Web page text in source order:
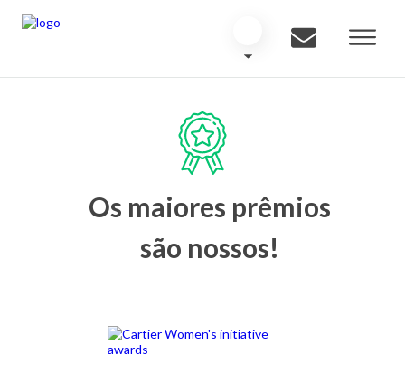
Os maiores prêmios
são nossos!